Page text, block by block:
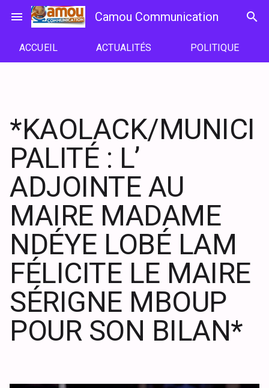
menu Camou Communication search
ACCUEIL ACTUALITÉS POLITIQUE
*KAOLACK/MUNICI
PALITÉ : L’
ADJOINTE AU
MAIRE MADAME
NDÉYE LOBÉ LAM
FÉLICITE LE MAIRE
SÉRIGNE MBOUP
POUR SON BILAN*